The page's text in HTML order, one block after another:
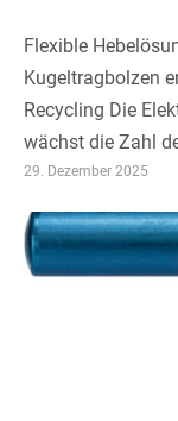
Flexible
Kugeltragbolzen
Recycling Die
wächst die Zahl
29. Dezember 2025